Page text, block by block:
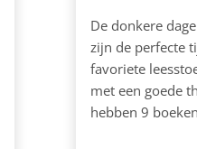
De donkere
zijn de perfecte
favoriete
met een goede
hebben 9